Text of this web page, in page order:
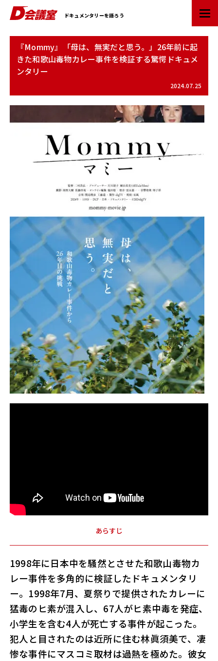
D
会
キ
メ
タ
ル
ドキュメンタリーを語ろう
『Mommy』「母は、無実だと思う。」26年前に起
きた和歌山毒物カレー事件を検証する驚愕ドキュメ
ンタリー
2024.07.25
あらすじ
1998年に日本中を騒然とさせた和歌山毒物カ
レー事件を多角的に検証したドキュメンタリ
ー。1998年7月、夏祭りで提供されたカレーに
猛毒のヒ素が混入し、67人がヒ素中毒を発症、
小学生を含む4人が死亡する事件が起こった。
犯人と目されたのは近所に住む林眞須美で、凄
惨な事件にマスコミ取材は過熱を極めた。彼女